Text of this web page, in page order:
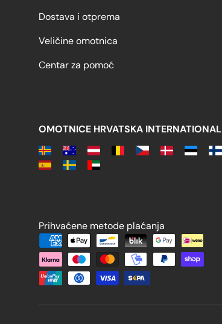
Dostava i otprema
Veličine omotnica
Centar za pomoć
OMOTNICE HRVATSKA INTERNATIONAL
Prihvaćene metode plaćanja
Prihvaćene metode plaćanja